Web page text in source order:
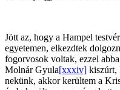
Jött az, hogy a Hampel
egyetemen, elkezdtek
fogorvosok voltak, ezzel abba
Molnár Gyula[xxxiv] kiszúrt,
nekünk, akkor kerültem a